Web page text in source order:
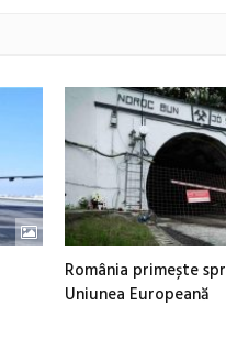
România primește
Uniunea Europeană